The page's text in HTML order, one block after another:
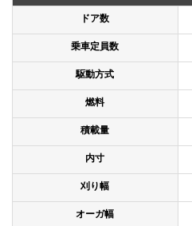
ドア数
乗車定員数
駆動方式
燃料
積載量
内寸
刈り幅
オーガ幅